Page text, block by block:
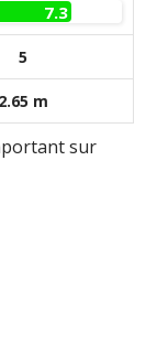
7.3
5
2.65 m
sur